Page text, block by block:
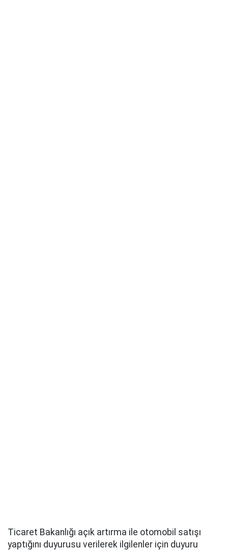
Ticaret Bakanlığı açık artırma ile otomobil satışı
yaptığını duyurusu verilerek ilgilenler için duyuru